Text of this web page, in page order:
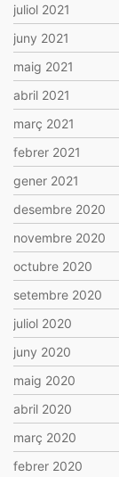
juliol 2021
juny 2021
maig 2021
abril 2021
març 2021
febrer 2021
gener 2021
desembre 2020
novembre 2020
octubre 2020
setembre 2020
juliol 2020
juny 2020
maig 2020
abril 2020
març 2020
febrer 2020